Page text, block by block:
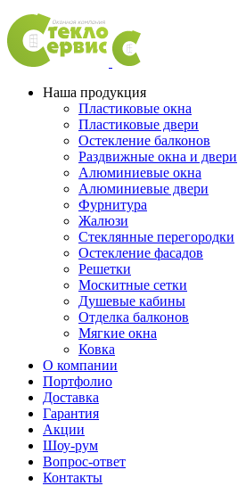
Наша продукция
Пластиковые окна
Пластиковые двери
Остекление балконов
Раздвижные окна и двери
Алюминиевые окна
Алюминиевые двери
Фурнитура
Жалюзи
Стеклянные перегородки
Остекление фасадов
Решетки
Москитные сетки
Душевые кабины
Отделка балконов
Мягкие окна
Ковка
О компании
Портфолио
Доставка
Гарантия
Акции
Шоу-рум
Вопрос-ответ
Контакты